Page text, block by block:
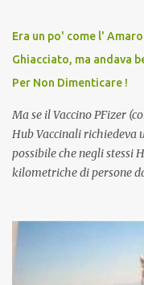
vaccino usato per
scuola. Non avevamo
dodicenne di ignorare il
che abbiamo elencato
Era un po' come l'
Ghiacciato, ma andava
Per Non Dimenticare !
Ma se il Vaccino PFizer
Hub Vaccinali richiedeva
possibile che negli stessi
kilometriche di persone
Vaccino come: l' Amaro
andava bene anche, a
l'articolo per NON